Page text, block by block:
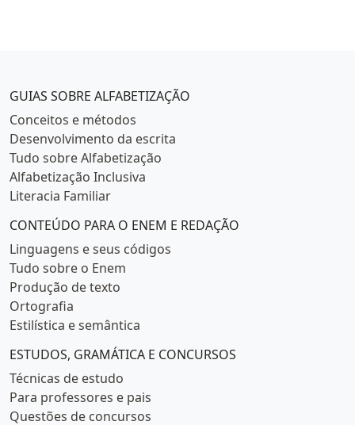
Categorias populares
GUIAS SOBRE ALFABETIZAÇÃO
Conceitos e métodos
Desenvolvimento da escrita
Tudo sobre Alfabetização
Alfabetização Inclusiva
Literacia Familiar
CONTEÚDO PARA O ENEM E REDAÇÃO
Linguagens e seus códigos
Tudo sobre o Enem
Produção de texto
Ortografia
Estilística e semântica
ESTUDOS, GRAMÁTICA E CONCURSOS
Técnicas de estudo
Para professores e pais
Questões de concursos